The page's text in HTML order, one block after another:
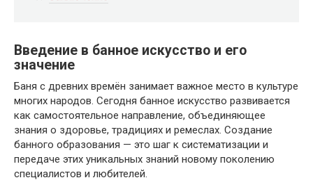
Введение в банное искусство и его
значение
Баня с древних времён занимает важное место в культуре
многих народов. Сегодня банное искусство развивается
как самостоятельное направление, объединяющее
знания о здоровье, традициях и ремеслах. Создание
банного образования — это шаг к систематизации и
передаче этих уникальных знаний новому поколению
специалистов и любителей.